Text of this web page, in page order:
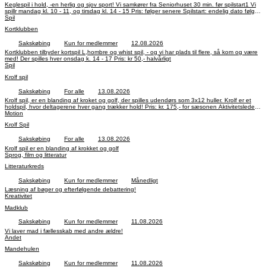
Keglespil i hold, -en herlig og sjov sport! Vi samkører fra Seniorhuset 30 min. før spilstart1 Vi
spillr mandag kl. 10 - 11, og tirsdag kl. 14 - 15 Pris: følger senere Spilstart: endelig dato følger
Aktivitetsleder: Kaj Pedersen, tlf.: 28 72 56 70
Spil
Kortklubben
Sakskøbing Kun for medlemmer
12.08.2026
Kortklubben tilbyder kortspil L,hombre og whist spil, - og vi har plads til flere, så kom og være
med! Der spilles hver onsdag k. 14 - 17 Pris: kr 50,- halvårligt
Spil
Krolf spil
Sakskøbing For alle
13.08.2026
Krolf spil, er en blanding af kroket og golf, der spilles udendørs som 3x12 huller. Krolf er et
holdspil, hvor deltagerene hver gang trækker hold! Pris: kr. 175,- for sæsonen Aktivitetsleder:
Kaj Petersen tlf. 28 72 56 70
Motion
Krolf Spil
Sakskøbing For alle
13.08.2026
Krolf spil er en blanding af krokket og golf
Sprog, film og litteratur
Litteraturkreds
Sakskøbing Kun for medlemmer
Månedligt
Læsning af bøger og efterfølgende debattering!
Kreativitet
Madklub
Sakskøbing Kun for medlemmer
11.08.2026
Vi laver mad i fællesskab med andre ældre!
Andet
Mandehulen
Sakskøbing Kun for medlemmer
11.08.2026